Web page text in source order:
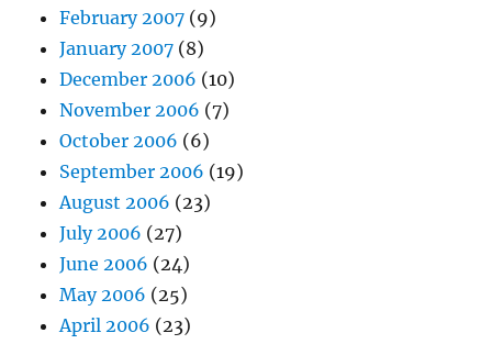
February 2007 (9)
January 2007 (8)
December 2006 (10)
November 2006 (7)
October 2006 (6)
September 2006 (19)
August 2006 (23)
July 2006 (27)
June 2006 (24)
May 2006 (25)
April 2006 (23)